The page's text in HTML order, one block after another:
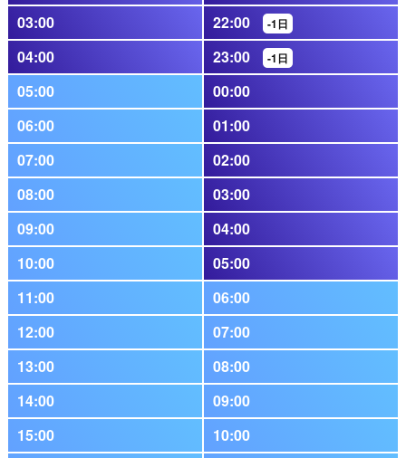
03:00 22:00 -1日
04:00 23:00 -1日
05:00
00:00
06:00
01:00
07:00
02:00
08:00
03:00
09:00
04:00
10:00
05:00
11:00
06:00
12:00
07:00
13:00
08:00
14:00
09:00
15:00
10:00